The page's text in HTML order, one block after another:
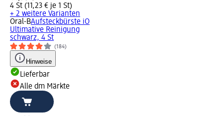
4 St (11,23 € je 1 St)
+ 2 weitere Varianten
Oral-BAufsteckbürste iO
Ultimative Reinigung
schwarz, 4 St
(184)
Hinweise
Lieferbar
Alle dm Märkte